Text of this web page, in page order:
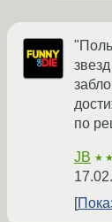
по
JB